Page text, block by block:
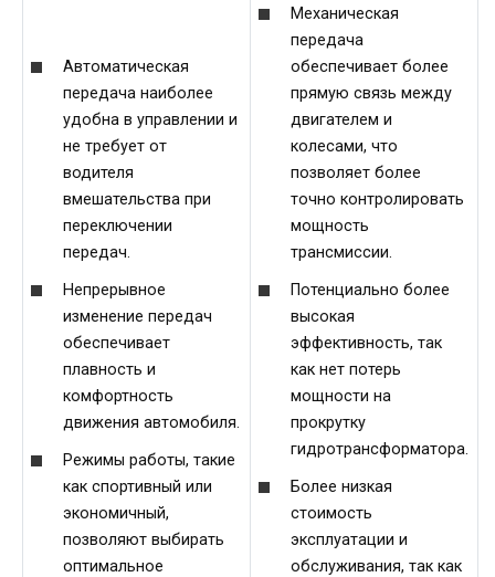
Автоматическая
передача наиболее
удобна в управлении и
не требует от
водителя
вмешательства при
переключении
передач.
Непрерывное
изменение передач
обеспечивает
плавность и
комфортность
движения автомобиля.
Режимы работы, такие
как спортивный или
экономичный,
позволяют выбирать
оптимальное
Механическая
передача
обеспечивает более
прямую связь между
двигателем и
колесами, что
позволяет более
точно контролировать
мощность
трансмиссии.
Потенциально более
высокая
эффективность, так
как нет потерь
мощности на
прокрутку
гидротрансформатора.
Более низкая
стоимость
эксплуатации и
обслуживания, так как